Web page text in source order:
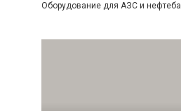
Оборудование для АЗС и